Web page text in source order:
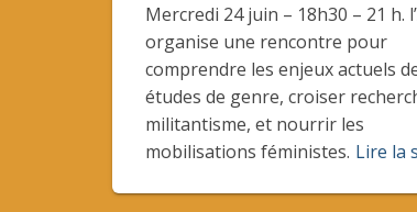
Mercredi 24 juin – 18h30 – 21 h.
organise une rencontre pour
comprendre les enjeux actuels
études de genre, croiser
militantisme, et nourrir les
mobilisations féministes. Lire la